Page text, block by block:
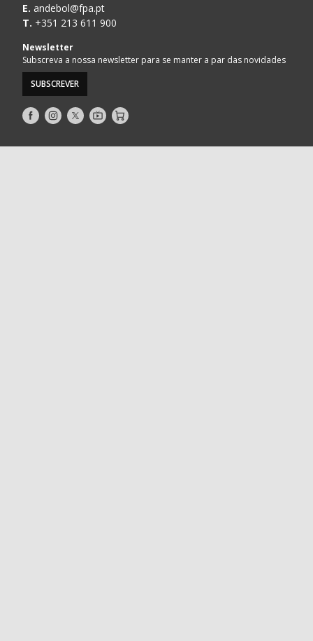
E. andebol@fpa.pt
T. +351 213 611 900
Newsletter
Subscreva a nossa newsletter para se manter a par das novidades
SUBSCREVER
Siga-
nos
no
Siga-
nos
no
Siga-
nos
no
AndebolTV
Loja